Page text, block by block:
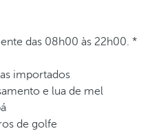
das 08h00 às 22h00. *
importados
e lua de mel
de golfe